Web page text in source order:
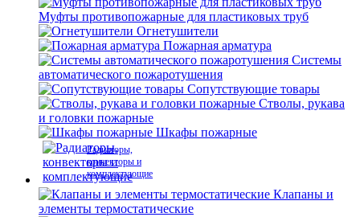
Муфты противопожарные для пластиковых труб
Огнетушители
Пожарная арматура
Системы
автоматического пожаротушения
Сопутствующие товары
Стволы, рукава
и головки пожарные
Шкафы пожарные
Радиаторы,
конвекторы и
комплектующие
Клапаны и
элементы термостатические